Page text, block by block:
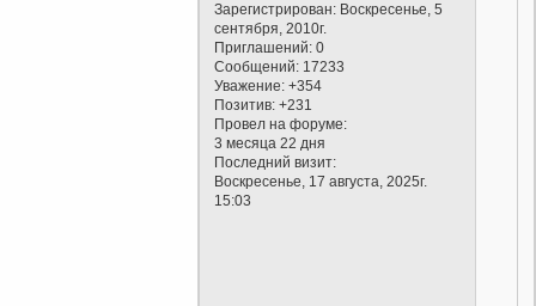
Зарегистрирован: Воскресенье, 5
сентября, 2010г.
Приглашений: 0
Сообщений: 17233
Уважение: +354
Позитив: +231
Провел на форуме:
3 месяца 22 дня
Последний визит:
Воскресенье, 17 августа, 2025г.
15:03